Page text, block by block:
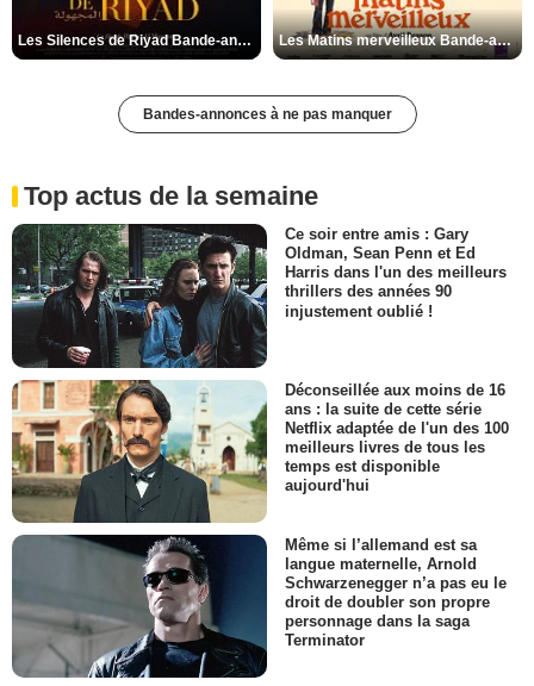
Les Silences de Riyad Bande-annonce VO STFR Les Matins merveilleux Bande-annonce VF
Bandes-annonces à ne pas manquer
Top actus de la semaine
Ce soir entre amis : Gary
Oldman, Sean Penn et Ed
Harris dans l'un des meilleurs
thrillers des années 90
injustement oublié !
Déconseillée aux moins de 16
ans : la suite de cette série
Netflix adaptée de l'un des 100
meilleurs livres de tous les
temps est disponible
aujourd'hui
Même si l’allemand est sa
langue maternelle, Arnold
Schwarzenegger n’a pas eu le
droit de doubler son propre
personnage dans la saga
Terminator